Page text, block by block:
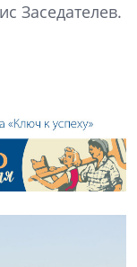
Заседателев.